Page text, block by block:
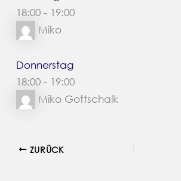
18:00- 19:00
Miko
Donnerstag
18:00- 19:00
Miko Gottschalk
ZURÜCK